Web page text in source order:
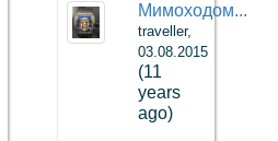
Мимоходом...
traveller,
03.08.2015
(11
years
ago)